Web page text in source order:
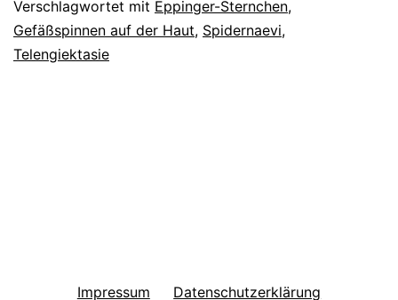
Verschlagwortet mit Eppinger-Sternchen,
Gefäßspinnen auf der Haut, Spidernaevi,
Telengiektasie
Impressum Datenschutzerklärung